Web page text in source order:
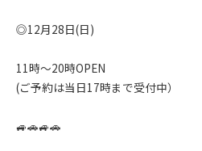
◎12月28日(日)
11時〜20時OPEN
(ご予約は当日17時まで受付中）
🚙🚗🚙🚗